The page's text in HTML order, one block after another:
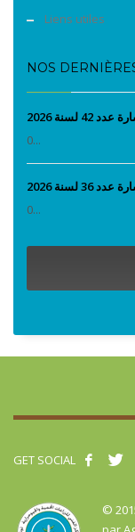
Liens utiles
NOS
لسنة 2026
0...
36 لسنة 2026
0...
GET SOCIAL
©